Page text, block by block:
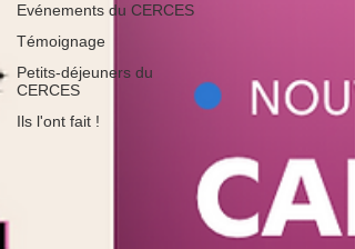
Evénements du CERCES
Témoignage
Petits-déjeuners du
CERCES
Ils l'ont fait !